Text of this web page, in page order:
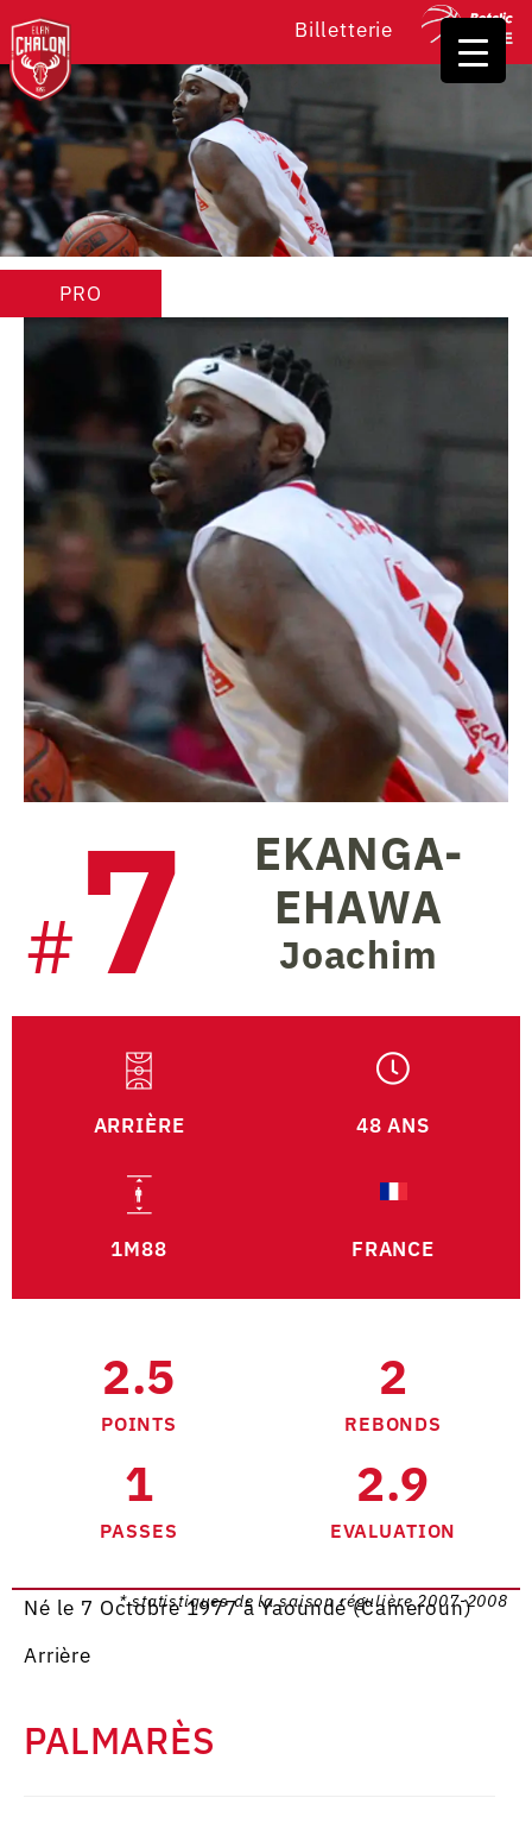
Billetterie
PRO
#7
EKANGA-
EHAWA
Joachim
ARRIÈRE 48 ANS
1M88 FRANCE
2.5
POINTS
2
REBONDS
1
PASSES
2.9
EVALUATION
* statistiques de la saison régulière 2007-2008
Né le 7 Octobre 1977 à Yaoundé (Cameroun)
Arrière
PALMARÈS